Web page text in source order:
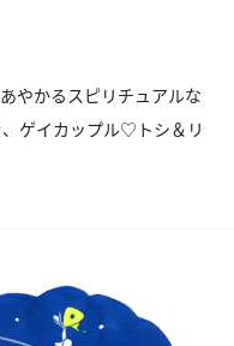
やかるスピリチュアルな
ゲイカップル♡トシ＆リ